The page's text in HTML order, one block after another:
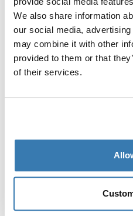
We also share information
our social media,
may combine it with other
provided to them or that
of their services.
Caractéristiques
Toggle overview
Avis